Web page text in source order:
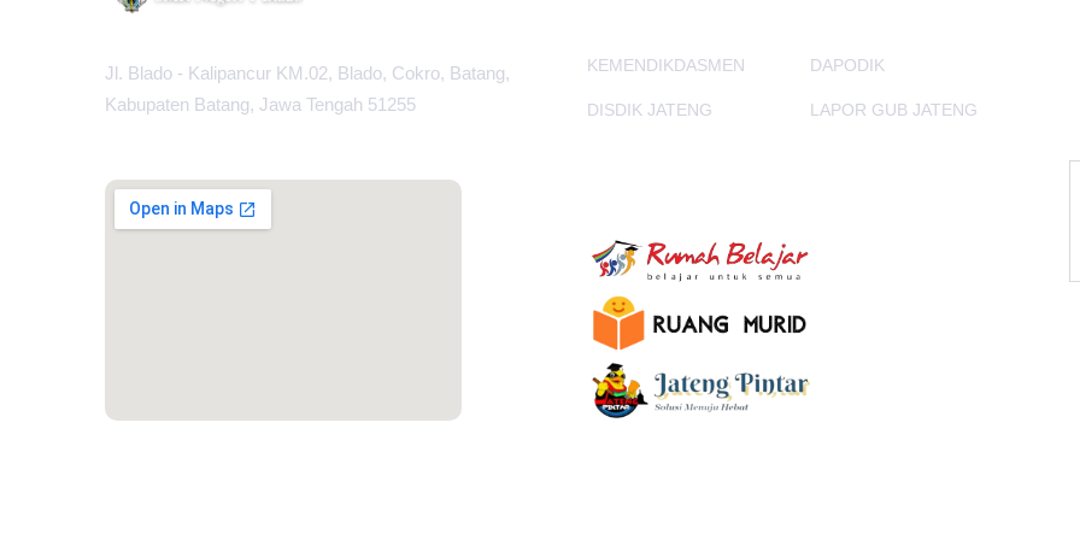
Jl. Blado - Kalipancur KM.02, Blado, Cokro, Batang,
Kabupaten Batang, Jawa Tengah 51255
KEMENDIKDASMEN DAPODIK
DISDIK JATENG LAPOR GUB JATENG